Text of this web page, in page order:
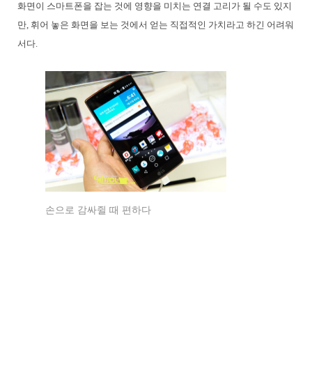
화면이 스마트폰을 잡는 것에 영향을 미치는 연결 고리가 될 수도 있지
만, 휘어 놓은 화면을 보는 것에서 얻는 직접적인 가치라고 하긴 어려워
서다.
손으로 감싸쥘 때 편하다